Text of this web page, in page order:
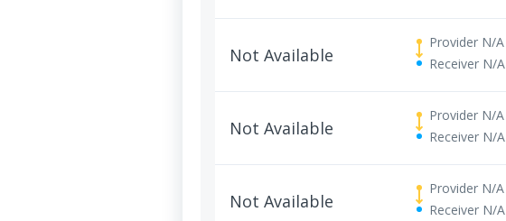
Not Available
Provider N/A
Receiver N/A
Not Available
Provider N/A
Receiver N/A
Not Available
Provider N/A
Receiver N/A